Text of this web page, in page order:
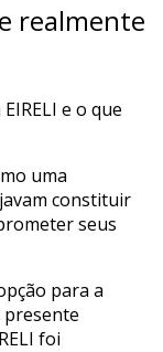
realmente
e o que
uma
constituir
seus
para a
presente
foi